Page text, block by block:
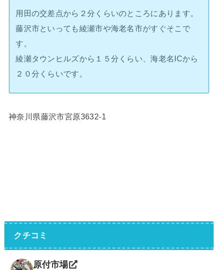
用田の交差点から２分くらいのところにあります。
藤沢市といっても綾瀬市や海老名市がすぐそこで
す。
綾瀬タウンヒルズから１５分くらい、海老名ICから
２０分くらいです。
神奈川県藤沢市宮原3632-1
クチコミ
原付市場